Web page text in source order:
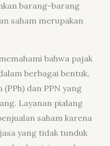
barang-barang
saham merupakan
bahwa pajak
berbagai bentuk,
dan PPN yang
Layanan pialang
saham karena
yang tidak tunduk